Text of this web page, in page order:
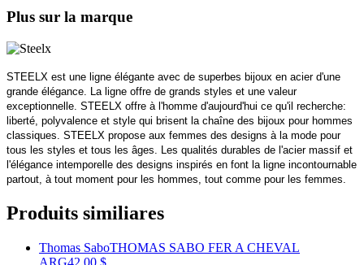
Plus sur la marque
STEELX est une ligne élégante avec de superbes bijoux en acier d'une
grande élégance. La ligne offre de grands styles et une valeur
exceptionnelle. STEELX offre à l'homme d'aujourd'hui ce qu'il recherche:
liberté, polyvalence et style qui brisent la chaîne des bijoux pour hommes
classiques. STEELX propose aux femmes des designs à la mode pour
tous les styles et tous les âges. Les qualités durables de l'acier massif et
l'élégance intemporelle des designs inspirés en font la ligne incontournable
partout, à tout moment pour les hommes, tout comme pour les femmes.
Produits similiares
Thomas SaboTHOMAS SABO FER A CHEVAL
ARG42.00 $